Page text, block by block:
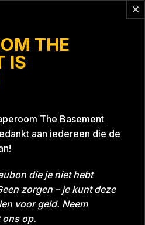
THE
IS
The Basement
aan iedereen die de
die je niet hebt
zorgen – je kunt deze
voor geld. Neem
op.
Datum 28-05-2023
With A Thrill